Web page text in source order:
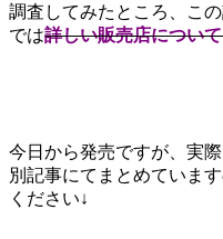
調査してみたところ、こ
では詳しい販売店につい
今日から発売ですが、実
別記事にてまとめていま
ください↓